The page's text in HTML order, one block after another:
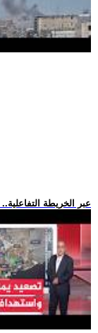
.. عبر الخريطة